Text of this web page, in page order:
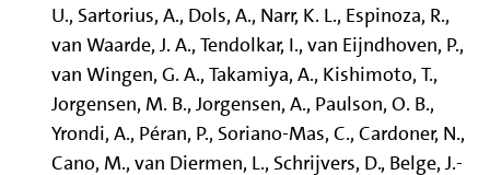
U., Sartorius, A., Dols, A., Narr, K. L., Espinoza, R.,
van Waarde, J. A., Tendolkar, I., van Eijndhoven, P.,
van Wingen, G. A., Takamiya, A., Kishimoto, T.,
Jorgensen, M. B., Jorgensen, A., Paulson, O. B.,
Yrondi, A., Péran, P., Soriano-Mas, C., Cardoner, N.,
Cano, M., van Diermen, L., Schrijvers, D., Belge, J.-